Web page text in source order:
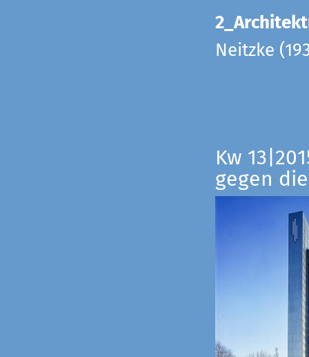
Neitzke
Kw
gegen